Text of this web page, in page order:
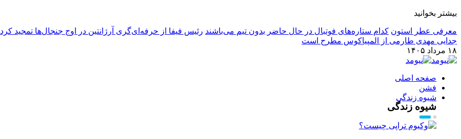
بیشتر بخوانید
معرفی عطر استون کدام ستاره‌های فوتبال در حال حاضر بدون تیم می‌باشند رئیس فیفا از حرفه‌ای‌گری آرژانتین در اوج جنجال‌ها تمجید کرد
جدایی مهدی طارمی از المپیاکوس مطرح است
۱۸ مرداد ۱۴۰۵
صفحه اصلی
فشن
شیوه زندگی
شیوه زندگی